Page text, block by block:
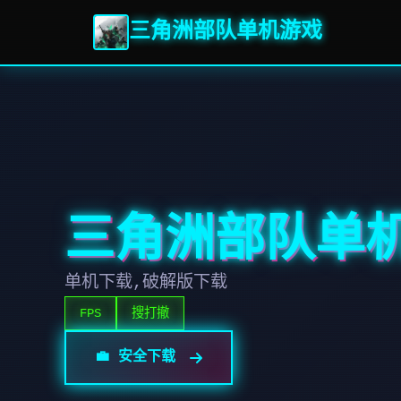
三角洲部队单机游戏
三角洲部队单
单机下载,破解版下载
FPS 搜打撤
💼 安全下载